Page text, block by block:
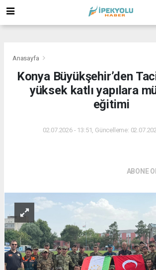
Anasayfa
Konya Büyükşehir’den
yüksek katlı yapılara
eğitimi
02.07.2026 - 13:51, Güncelleme:
ABONE